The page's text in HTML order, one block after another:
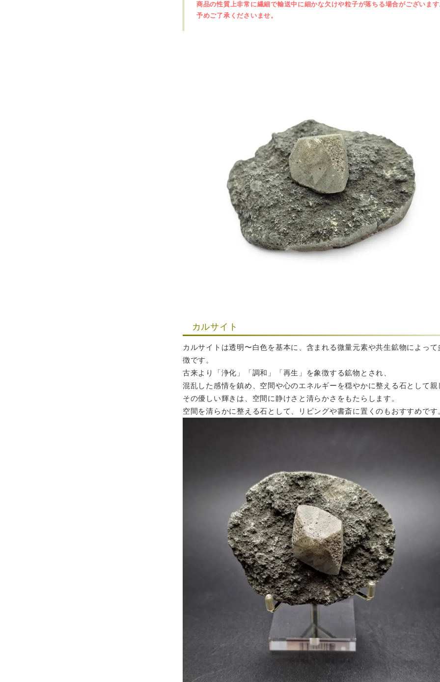
商品の性質上非常に繊細で輸送中に細かな欠けや粒子が落ちる場合がございます
予めご了承くださいませ。
カルサイト
カルサイトは透明〜白色を基本に、含まれる微量元素や共生鉱物によっ
徴です。
古来より「浄化」「調和」「再生」を象徴する鉱物とされ、
混乱した感情を鎮め、空間や心のエネルギーを穏やかに整える石として親
その優しい輝きは、空間に静けさと清らかさをもたらします。
空間を清らかに整える石として、リビングや書斎に置くのもおすすめです